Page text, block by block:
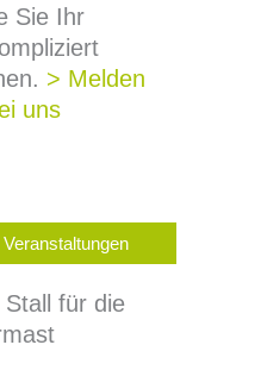
Veranstaltungen
Sie Ihr
> Melden
uns